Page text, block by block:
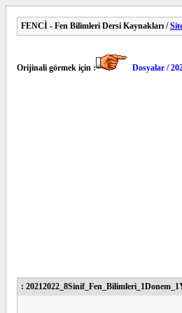
FENCİ - Fen Bilimleri Dersi Kaynakları /
Orijinali görmek için : Dosyalar /
: